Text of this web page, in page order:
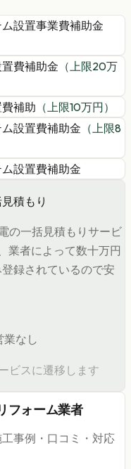
設置事業費補助金
費補助金 （上限20万
補助 （上限10万円）
設置費補助金 （上限8
設置費補助金
積もり
の一括見積もりサービ
業者によって数十万円
録されているので安
業なし
ビスに遷移します
フォーム業者
事例・口コミ・対応